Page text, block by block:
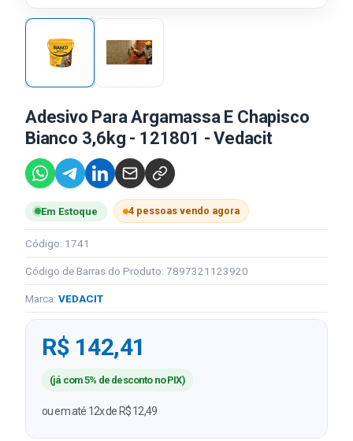
Adesivo Para Argamassa E Chapisco
Bianco 3,6kg - 121801 - Vedacit
Em Estoque 4 pessoas vendo agora
Código: 1741
Código de Barras do Produto: 7897321123920
Marca: VEDACIT
R$ 142,41
(já com 5% de desconto no PIX)
ou em até 12x de R$ 12,49